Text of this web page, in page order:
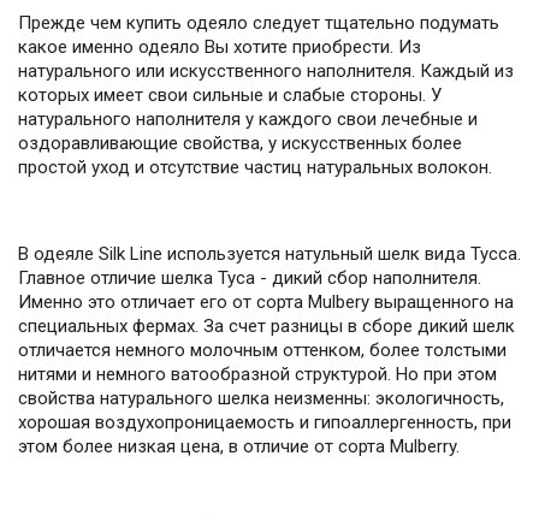
Прежде чем купить одеяло следует тщательно подумать
какое именно одеяло Вы хотите приобрести. Из
натурального или искусственного наполнителя. Каждый из
которых имеет свои сильные и слабые стороны. У
натурального наполнителя у каждого свои лечебные и
оздоравливающие свойства, у искусственных более
простой уход и отсутствие частиц натуральных волокон.
В одеяле Silk Line используется натульный шелк вида Тусса.
Главное отличие шелка Туса - дикий сбор наполнителя.
Именно это отличает его от сорта Mulbery выращенного на
специальных фермах. За счет разницы в сборе дикий шелк
отличается немного молочным оттенком, более толстыми
нитями и немного ватообразной структурой. Но при этом
свойства натурального шелка неизменны: экологичность,
хорошая воздухопроницаемость и гипоаллергенность, при
этом более низкая цена, в отличие от сорта Mulberry.